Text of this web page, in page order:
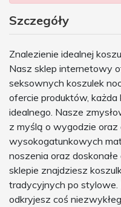
Szczegóły
Znalezienie idealnej
Nasz sklep internetowy
seksownych koszulek
ofercie produktów,
idealnego. Nasze
z myślą o wygodzie
wysokogatunkowych
noszenia oraz
sklepie znajdziesz
tradycyjnych po stylowe.
odkryjesz coś